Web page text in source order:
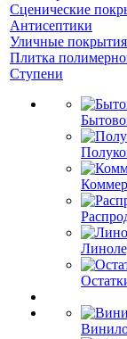
Сценические
Антисептики
Уличные покрытия
Плитка
Ступени